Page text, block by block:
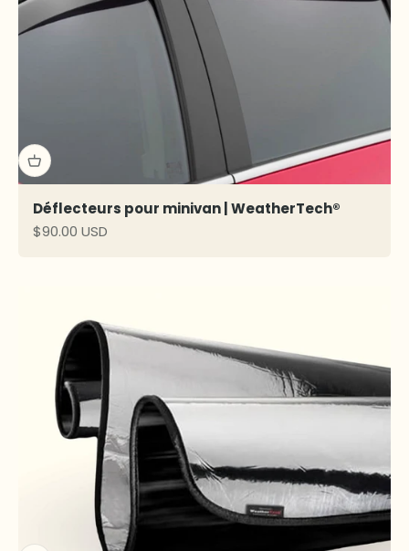
Déflecteurs pour minivan | WeatherTech®
Prix de vente
$90.00 USD